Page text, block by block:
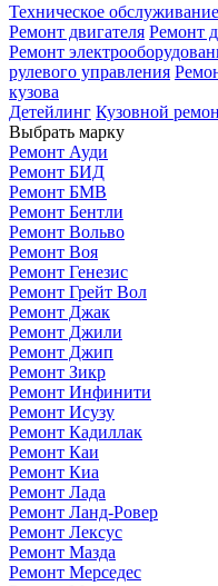
Техническое обслуживание
Ремонт двигателя Ремонт
Ремонт
рулевого управления
кузова
Детейлинг Кузовной
Выбрать марку
Ремонт Ауди
Ремонт БИД
Ремонт БМВ
Ремонт Бентли
Ремонт Вольво
Ремонт Воя
Ремонт Генезис
Ремонт Грейт Вол
Ремонт Джак
Ремонт Джили
Ремонт Джип
Ремонт Зикр
Ремонт Инфинити
Ремонт Исузу
Ремонт Кадиллак
Ремонт Каи
Ремонт Киа
Ремонт Лада
Ремонт Ланд-Ровер
Ремонт Лексус
Ремонт Мазда
Ремонт Мерседес